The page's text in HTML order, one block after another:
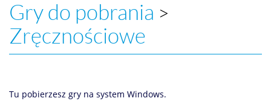
Gry do pobrania >
Zręcznościowe
Tu pobierzesz gry na system Windows.